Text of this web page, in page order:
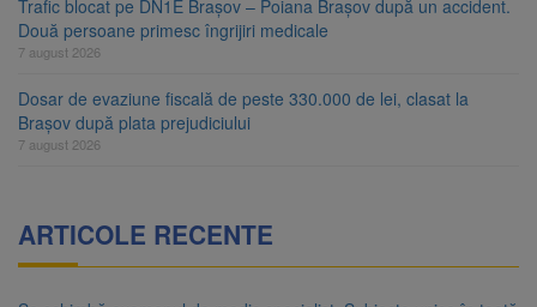
Trafic blocat pe DN1E Brașov – Poiana Brașov după un accident.
Două persoane primesc îngrijiri medicale
7 august 2026
Dosar de evaziune fiscală de peste 330.000 de lei, clasat la
Brașov după plata prejudiciului
7 august 2026
ARTICOLE RECENTE